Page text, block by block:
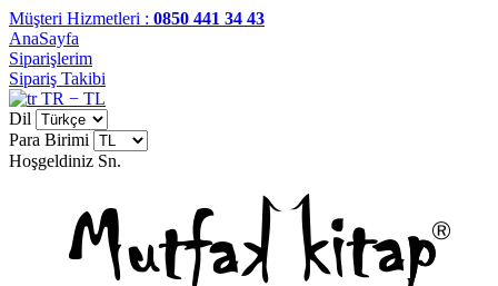
Müşteri Hizmetleri : 0850 441 34 43
AnaSayfa
Siparişlerim
Sipariş Takibi
TR − TL
Dil
Para Birimi
Hoşgeldiniz Sn.